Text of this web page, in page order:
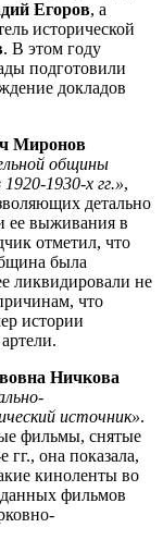
Егоров, а
исторической
. В этом году
подготовили
докладов
Миронов
общины
1930-х гг.»,
детально
ее выживания в
отметил, что
была
ликвидировали не
что
истории
Ничкова
источник».
фильмы, снятые
она показала,
киноленты во
фильмов